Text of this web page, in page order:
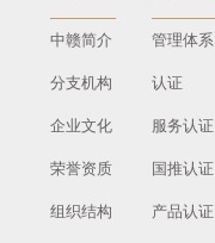
中赣简介
分支机构
企业文化
荣誉资质
组织结构
管理体系
认证
服务认证
国推认证
产品认证